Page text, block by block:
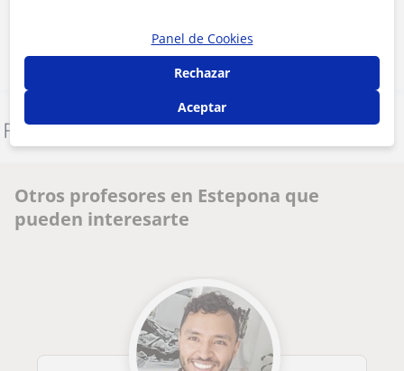
Denunciar este perfil
Otros profesores en Estepona que
pueden interesarte
Panel de Cookies
Rechazar
Aceptar